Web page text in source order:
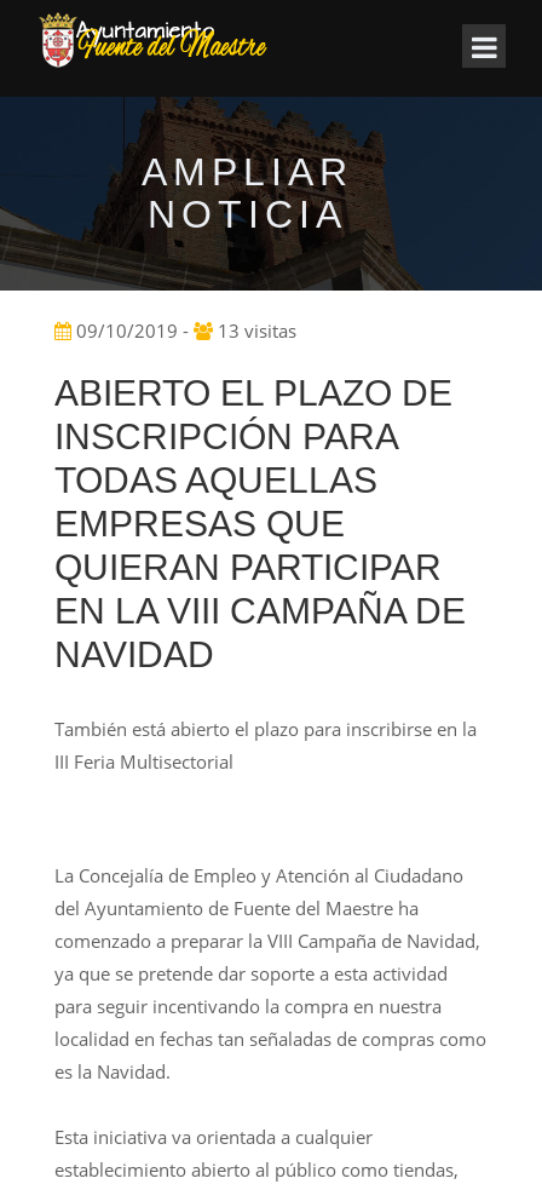
AMPLIAR
NOTICIA
09/10/2019 - 13 visitas
ABIERTO EL PLAZO DE
INSCRIPCIÓN PARA
TODAS AQUELLAS
EMPRESAS QUE
QUIERAN PARTICIPAR
EN LA VIII CAMPAÑA DE
NAVIDAD
También está abierto el plazo para inscribirse en la
III Feria Multisectorial
La Concejalía de Empleo y Atención al Ciudadano
del Ayuntamiento de Fuente del Maestre ha
comenzado a preparar la VIII Campaña de Navidad,
ya que se pretende dar soporte a esta actividad
para seguir incentivando la compra en nuestra
localidad en fechas tan señaladas de compras como
es la Navidad.
Esta iniciativa va orientada a cualquier
establecimiento abierto al público como tiendas,